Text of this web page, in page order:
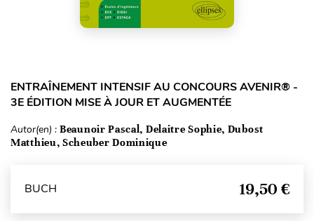
ENTRAÎNEMENT INTENSIF AU CONCOURS AVENIR® -
3E ÉDITION MISE À JOUR ET AUGMENTÉE
Autor(en) : Beaunoir Pascal, Delaitre Sophie, Dubost
Matthieu, Scheuber Dominique
BUCH 19,50 €